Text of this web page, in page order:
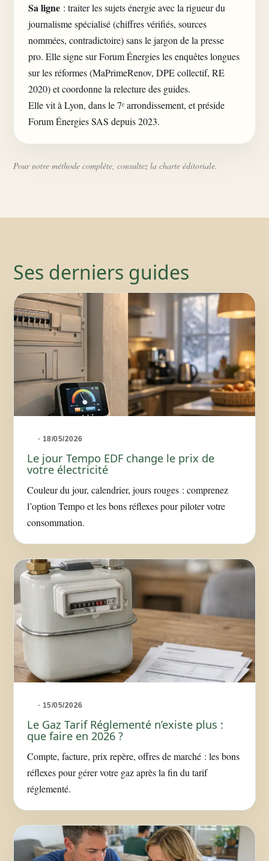
Sa ligne : traiter les sujets énergie avec la rigueur du
journalisme spécialisé (chiffres vérifiés, sources
nommées, contradictoire) sans le jargon de la presse
pro. Elle signe sur Forum Énergies les enquêtes longues
sur les réformes (MaPrimeRenov, DPE collectif, RE
2020) et coordonne la relecture des guides.
Elle vit à Lyon, dans le 7ᵉ arrondissement, et préside
Forum Énergies SAS depuis 2023.
Pour notre méthode complète, consultez la charte éditoriale.
Ses derniers guides
· 18/05/2026
Le jour Tempo EDF change le prix de
votre électricité
Couleur du jour, calendrier, jours rouges : comprenez
l’option Tempo et les bons réflexes pour piloter votre
consommation.
· 15/05/2026
Le Gaz Tarif Réglementé n’existe plus :
que faire en 2026 ?
Compte, facture, prix repère, offres de marché : les bons
réflexes pour gérer votre gaz après la fin du tarif
réglementé.